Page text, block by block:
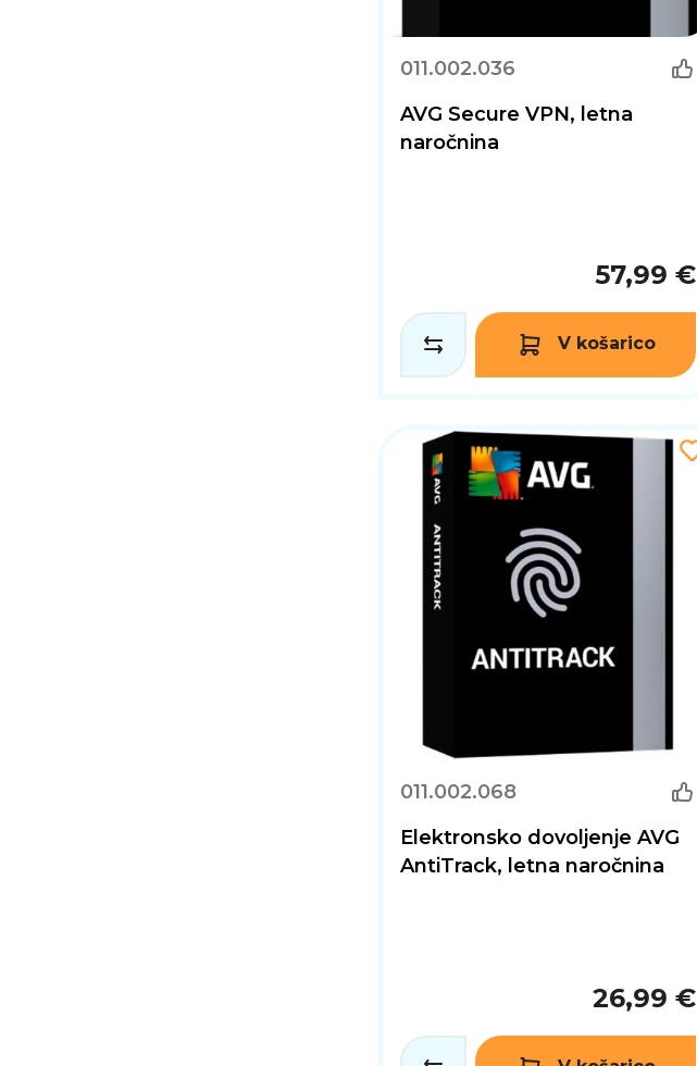
011.002.036
AVG Secure VPN, letna
naročnina
57,99 €
V košarico
011.002.068
Elektronsko dovoljenje AVG
AntiTrack, letna naročnina
26,99 €